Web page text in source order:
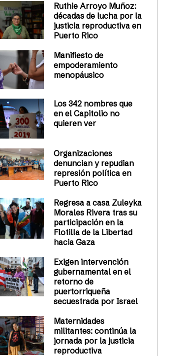
Ruthie Arroyo Muñoz:
décadas de lucha por la
justicia reproductiva en
Puerto Rico
Manifiesto de
empoderamiento
menopáusico
Los 342 nombres que
en el Capitolio no
quieren ver
Organizaciones
denuncian y repudian
represión política en
Puerto Rico
Regresa a casa Zuleyka
Morales Rivera tras su
participación en la
Flotilla de la Libertad
hacia Gaza
Exigen intervención
gubernamental en el
retorno de
puertorriqueña
secuestrada por Israel
Maternidades
militantes: continúa la
jornada por la justicia
reproductiva